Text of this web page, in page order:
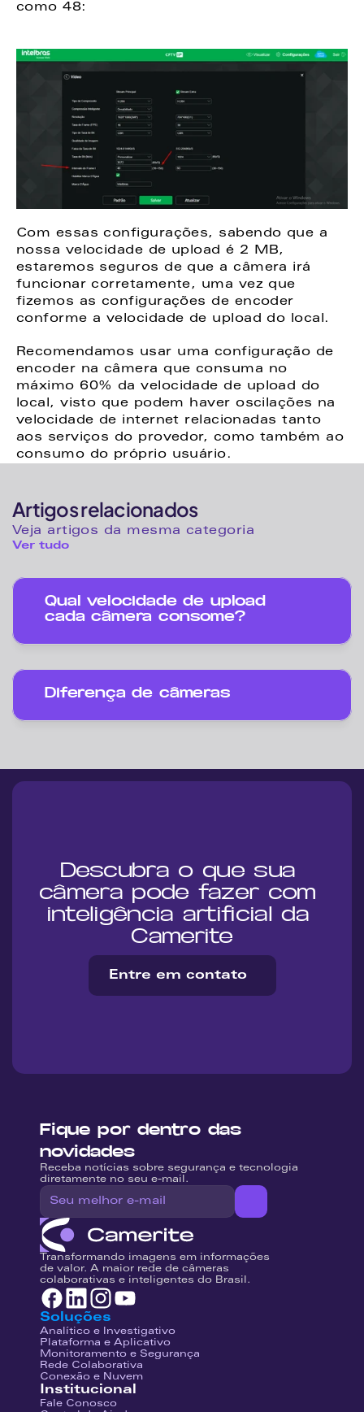
como 48:
Com essas configurações, sabendo que a
nossa velocidade de upload é 2 MB,
estaremos seguros de que a câmera irá
funcionar corretamente, uma vez que
fizemos as configurações de encoder
conforme a velocidade de upload do local.
Recomendamos usar uma configuração de
encoder na câmera que consuma no
máximo 60% da velocidade de upload do
local, visto que podem haver oscilações na
velocidade de internet relacionadas tanto
aos serviços do provedor, como também ao
consumo do próprio usuário.
Artigos relacionados
Veja artigos da mesma categoria
Ver tudo
Qual velocidade de upload
cada câmera consome?
Diferença de câmeras
Descubra o que sua
câmera pode fazer com
inteligência artificial da
Camerite
Entre em contato
Fique por dentro das
novidades
Receba notícias sobre segurança e tecnologia
diretamente no seu e-mail.
Transformando imagens em informações
de valor. A maior rede de câmeras
colaborativas e inteligentes do Brasil.
Soluções
Analítico e Investigativo
Plataforma e Aplicativo
Monitoramento e Segurança
Rede Colaborativa
Conexão e Nuvem
Institucional
Fale Conosco